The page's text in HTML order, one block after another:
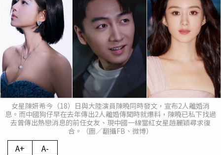
女星陳妍希今（18）日與大陸演員陳曉同時發文，宣布2人離婚消
息。而中國狗仔早在去年傳出2人離婚傳聞時就爆料，陳曉已私下找過
去曾傳出熱戀消息的前任女友、現中國一線當紅女星趙麗穎尋求復
合。（圖／翻攝FB、微博）
A+ A-